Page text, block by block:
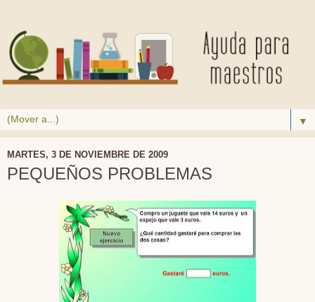
▼
MARTES, 3 DE NOVIEMBRE DE 2009
PEQUEÑOS PROBLEMAS